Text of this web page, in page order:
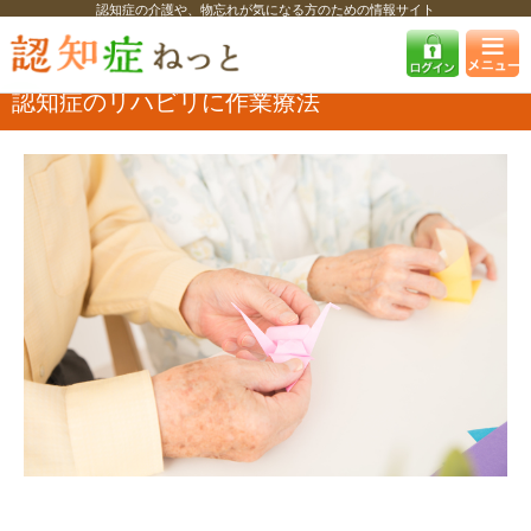
認知症の介護や、物忘れが気になる方のための情報サイト
認知症ねっと 認知症を知る 認知症のリハビリ療法
認知症のリハビリ
に作業療法
認知症のリハビリに作業療法